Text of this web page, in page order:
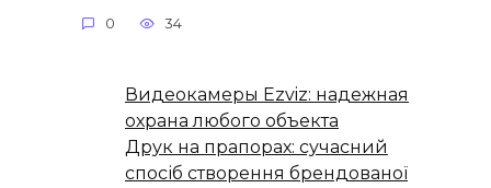
0 34
Видеокамеры Ezviz: надежная
охрана любого объекта
Друк на прапорах: сучасний
спосіб створення брендованої